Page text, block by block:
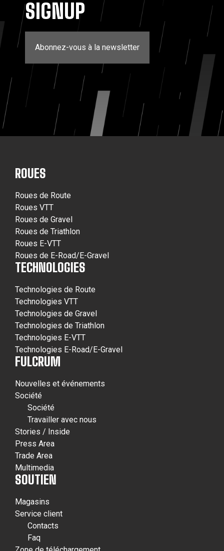
SIGNUP
Abonnez-vous à la newsletter
ROUES
Roues de Route
Roues VTT
Roues de Gravel
Roues de Triathlon
Roues E-VTT
Roues de E-Road/E-Gravel
TECHNOLOGIES
Technologies de Route
Technologies VTT
Technologies de Gravel
Technologies de Triathlon
Technologies E-VTT
Technologies E-Road/E-Gravel
FULCRUM
Nouvelles et événements
Société
Société
Travailler avec nous
Stories / Inside
Press Area
Trade Area
Multimedia
SOUTIEN
Magasins
Service client
Contacts
Faq